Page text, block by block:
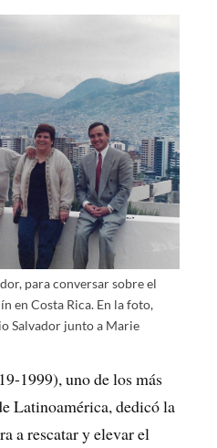
para conversar sobre el
en Costa Rica. En la foto,
Salvador junto a Marie
1999), uno de los más
Latinoamérica, dedicó la
a rescatar y elevar el